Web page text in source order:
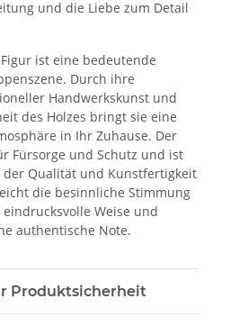
und die Liebe zum Detail
ist eine bedeutende
Durch ihre
Handwerkskunst und
des Holzes bringt sie eine
in Ihr Zuhause. Der
Fürsorge und Schutz und ist
der Qualität und Kunstfertigkeit
die besinnliche Stimmung
Weise und
authentische Note.
Produktsicherheit